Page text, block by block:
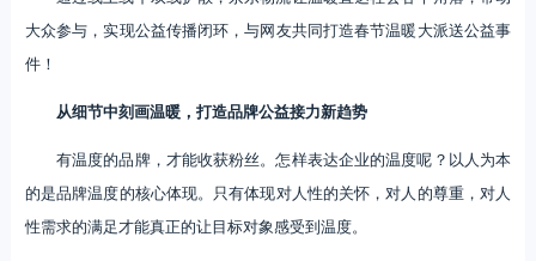
大众参与，实现公益传播闭环，与网友共同打造春节温暖大派送公益事
件！
从细节中刻画温暖，打造品牌公益接力新趋势
有温度的品牌，才能收获粉丝。怎样表达企业的温度呢？以人为本
的是品牌温度的核心体现。只有体现对人性的关怀，对人的尊重，对人
性需求的满足才能真正的让目标对象感受到温度。